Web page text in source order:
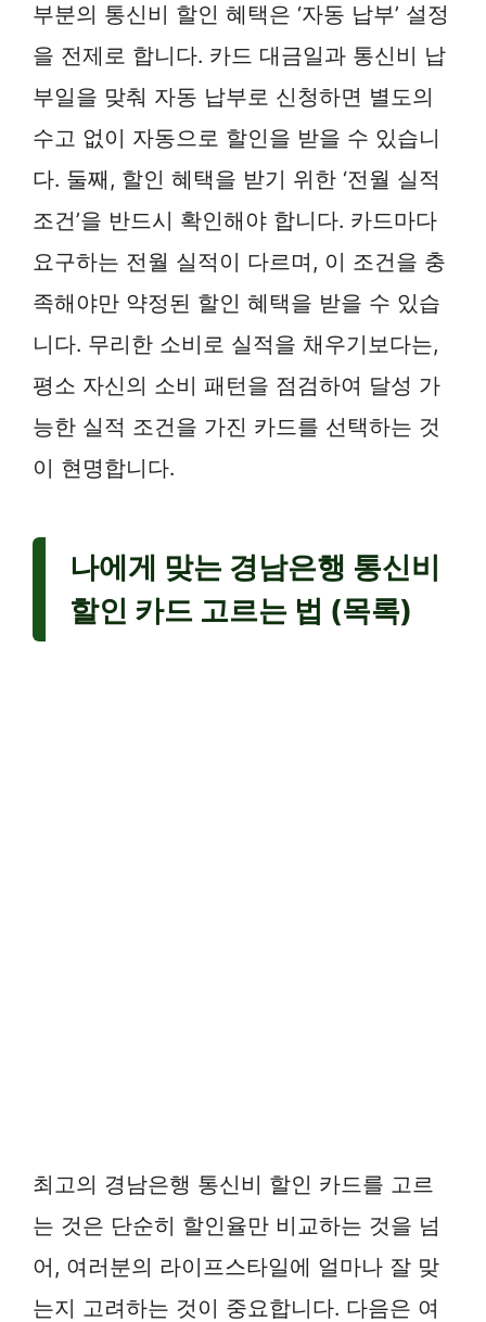
부분의 통신비 할인 혜택은 ‘자동 납부’ 설정
을 전제로 합니다. 카드 대금일과 통신비 납
부일을 맞춰 자동 납부로 신청하면 별도의
수고 없이 자동으로 할인을 받을 수 있습니
다. 둘째, 할인 혜택을 받기 위한 ‘전월 실적
조건’을 반드시 확인해야 합니다. 카드마다
요구하는 전월 실적이 다르며, 이 조건을 충
족해야만 약정된 할인 혜택을 받을 수 있습
니다. 무리한 소비로 실적을 채우기보다는,
평소 자신의 소비 패턴을 점검하여 달성 가
능한 실적 조건을 가진 카드를 선택하는 것
이 현명합니다.
나에게 맞는 경남은행 통신비
할인 카드 고르는 법 (목록)
최고의 경남은행 통신비 할인 카드를 고르
는 것은 단순히 할인율만 비교하는 것을 넘
어, 여러분의 라이프스타일에 얼마나 잘 맞
는지 고려하는 것이 중요합니다. 다음은 여